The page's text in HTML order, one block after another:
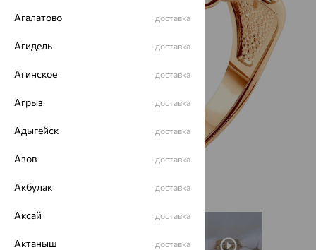
Агалатово доставка
Агидель доставка
Агинское доставка
Агрыз доставка
Адыгейск доставка
Азов доставка
Акбулак доставка
Аксай доставка
Актаныш доставка